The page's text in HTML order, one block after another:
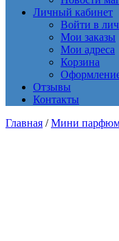
Личный кабинет
Войти в
Мои заказы
Мои адреса
Корзина
Оформление
Отзывы
Контакты
Главная /Мини